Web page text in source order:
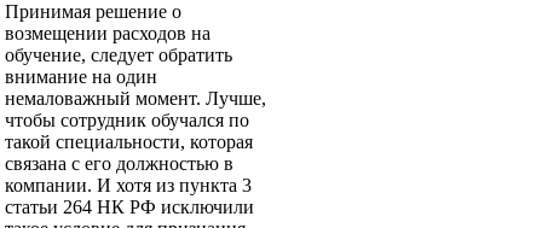
Принимая решение о
возмещении расходов на
обучение, следует обратить
внимание на один
немаловажный момент. Лучше,
чтобы сотрудник обучался по
такой специальности, которая
связана с его должностью в
компании. И хотя из пункта 3
статьи 264 НК РФ исключили